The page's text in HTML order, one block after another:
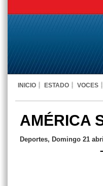
INICIO ESTADO VOCES
AMÉRICA
Deportes, Domingo 21